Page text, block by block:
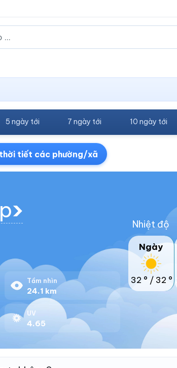
5 ngày tới 7 ngày tới 10 ngày tới
tiết các phường/xã
Tầm nhìn
24.1 km
UV
4.65
Nhiệt độ
Ngày
32 ° / 32 °